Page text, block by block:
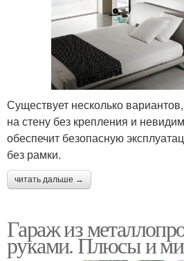
Существует несколько
на стену без крепления и
обеспечит безопасную
без рамки.
читать дальше →
Гараж из
руками. Плюсы и